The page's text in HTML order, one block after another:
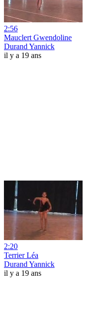
2:56
Mauclert Gwendoline
Durand Yannick
il y a 19 ans
2:20
Terrier Léa
Durand Yannick
il y a 19 ans